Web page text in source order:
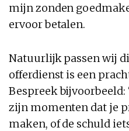
mijn zonden
ervoor betalen.
Natuurlijk passen wij
offerdienst is een
Bespreek bijvoorbeeld:
zijn momenten dat je
maken, of de schuld